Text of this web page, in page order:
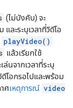
(ไม่บังคับ) จะ
ละระบุเวลาที่วิดีโอ
playVideo()
แล้วเรียกใช้
ล่นจากเวลาที่ระบุ
ดีโอกรอไปและพร้อม
ศเหตุการณ์ video